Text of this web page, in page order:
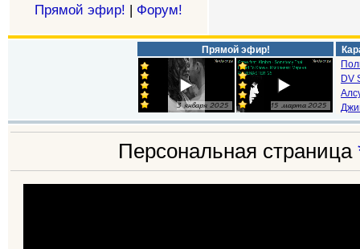
Прямой эфир! | Форум!
Прямой эфир!
DV
Персональная страница